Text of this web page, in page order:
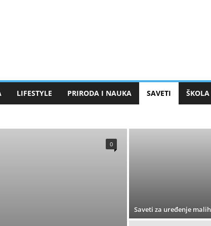
LIFESTYLE PRIRODA I NAUKA SAVETI ŠKOLA
0
Saveti za uređenje